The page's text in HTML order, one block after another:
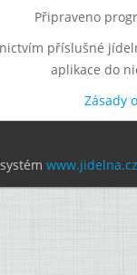
Připraveno
příslušné
aplikace do
Zásady
www.jidelna.cz